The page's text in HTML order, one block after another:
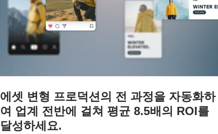
에셋 변형 프로덕션의 전 과정을 자동화하
여 업계 전반에 걸쳐 평균 8.5배의 ROI를
달성하세요.